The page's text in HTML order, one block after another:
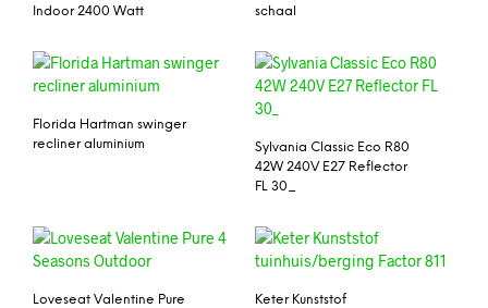
Indoor 2400 Watt
schaal
Florida Hartman swinger
recliner aluminium
Sylvania Classic Eco R80
42W 240V E27 Reflector
FL 30_
Loveseat Valentine Pure
Keter Kunststof